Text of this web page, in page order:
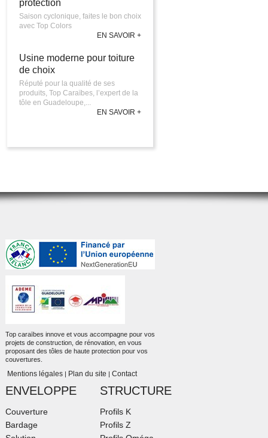
protection
Saison cyclonique, faites le bon choix
avec Top Colors
EN SAVOIR +
Usine moderne pour toiture
de choix
Réputé pour la qualité de ses
produits, Top Caraïbes, l’expert de la
tôle en Guadeloupe,...
EN SAVOIR +
Top caraïbes innove et vous accompagne pour vos
projets de construction, de rénovation, en vous
proposant des tôles de haute protection pour vos
couvertures.
Mentions légales| Plan du site | Contact
ENVELOPPE
Couverture
Bardage
STRUCTURE
Profils K
Profils Z